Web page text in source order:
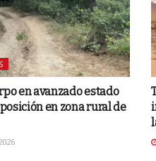
en avanzado estado
en zona rural de